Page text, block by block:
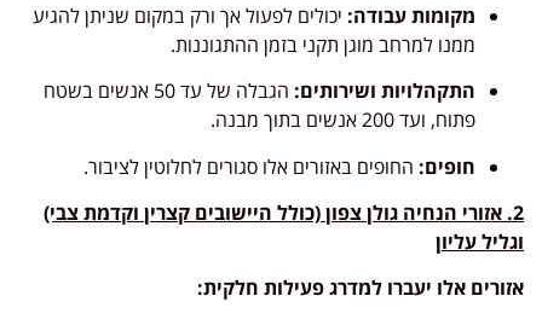
מקומות עבודה: יכולים לפעול אך ורק במקום שניתן להגיע
ממנו למרחב מוגן תקני בזמן ההתגוננות.
התקהלויות ושירותים:
הגבלה של עד 50 אנשים בשטח
פתוח, ועד 200 אנשים בתוך מבנה.
חופים: החופים באזורים אלו סגורים לחלוטין לציבור.
2. אזורי הנחיה גולן צפון (כולל היישובים קצרין וקדמת צבי)
וגליל עליון
אזורים אלו יעברו למדרג פעילות חלקית: